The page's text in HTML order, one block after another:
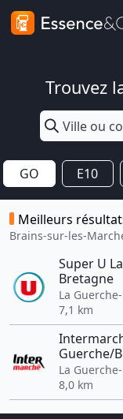
Trouvez
GO E10
Meilleurs
Brains-sur-les-
Super U
Bretagne
La
7,1 km
Guerche/
La
8,0 km